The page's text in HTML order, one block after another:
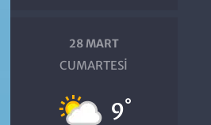
28 MART
CUMARTESI
9°